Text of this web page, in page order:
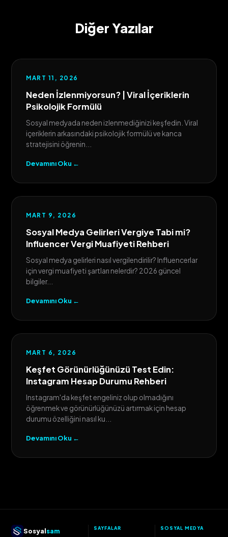
Diğer Yazılar
MART 11, 2026
Neden İzlenmiyorsun? | Viral İçeriklerin
Psikolojik Formülü
Sosyal medyada neden izlenmediğinizi keşfedin. Viral
içeriklerin arkasındaki psikolojik formülü ve kanca
stratejisini öğrenin...
Devamını Oku ←
MART 9, 2026
Sosyal Medya Gelirleri Vergiye Tabi mi?
Influencer Vergi Muafiyeti Rehberi
Sosyal medya gelirleri nasıl vergilendirilir? Influencerlar
için vergi muafiyeti şartları nelerdir? 2026 güncel
bilgiler...
Devamını Oku ←
MART 6, 2026
Keşfet Görünürlüğünüzü Test Edin:
Instagram Hesap Durumu Rehberi
Instagram'da keşfet engeliniz olup olmadığını
öğrenmek ve görünürlüğünüzü artırmak için hesap
durumu özelliğini nasıl ku...
Devamını Oku ←
Sosyalsam SAYFALAR SOSYAL MEDYA